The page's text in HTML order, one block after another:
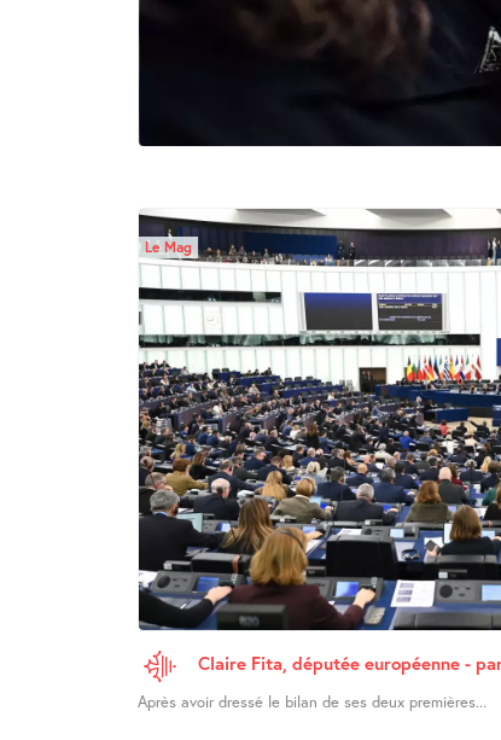
Le Mag
Claire Fita, députée européenne -
Après avoir dressé le bilan de ses deux premières...